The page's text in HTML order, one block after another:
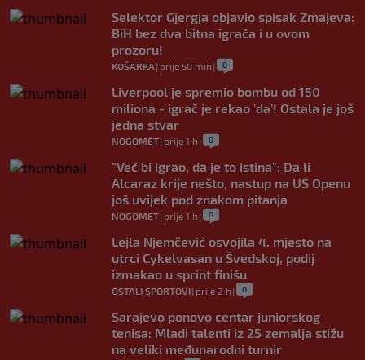
Selektor Gjergja objavio spisak Zmajeva:
BiH bez dva bitna igrača i u ovom
prozoru!
KOŠARKA | prije 50 min | 0
Liverpool je spremio bombu od 150
miliona - igrač je rekao 'da'! Ostala je još
jedna stvar
NOGOMET| prije 1 h | 0
"Već bi igrao, da je to istina": Da li
Alcaraz krije nešto, nastup na US Openu
još uvijek pod znakom pitanja
NOGOMET| prije 1 h | 0
Lejla Njemčević osvojila 4. mjesto na
utrci Cykelvasan u Švedskoj, podij
izmakao u sprint finišu
OSTALI SPORTOVI| prije 2 h | 0
Sarajevo ponovo centar juniorskog
tenisa: Mladi talenti iz 25 zemalja stižu
na veliki međunarodni turnir